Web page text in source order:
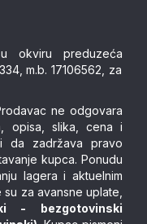
okviru preduzeća
m.b. 17106562, za
ne odgovara
opisa, slika, cena i
da zadržava pravo
kupca. Ponudu
lagera i aktuelnim
za avansne uplate,
- bezgotovinski